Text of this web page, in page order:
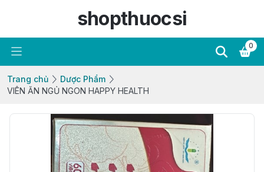
shopthuocsi
0
Trang chủ
Dược Phẩm
VIÊN ĂN NGỦ NGON HAPPY HEALTH